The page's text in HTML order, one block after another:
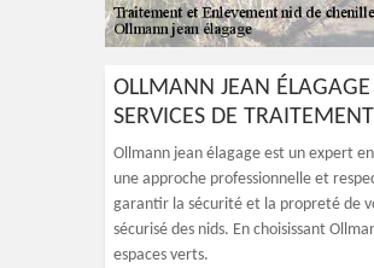
OLLMANN JEAN ÉLAGAGE
SERVICES DE
Ollmann jean élagage est un expert
une approche professionnelle et
garantir la sécurité et la propreté de
sécurisé des nids. En choisissant
espaces verts.